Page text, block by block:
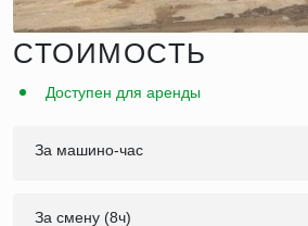
СТОИМОСТЬ
Доступен для аренды
За машино-час
За смену (8ч)